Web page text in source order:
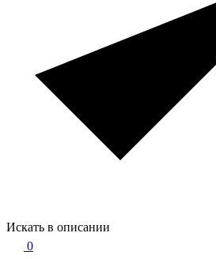
Искать в описании
0